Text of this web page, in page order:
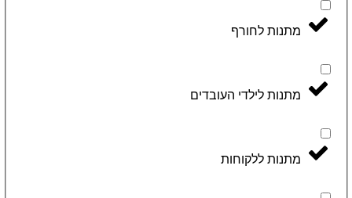
מתנות לחורף
מתנות לילדי העובדים
מתנות ללקוחות